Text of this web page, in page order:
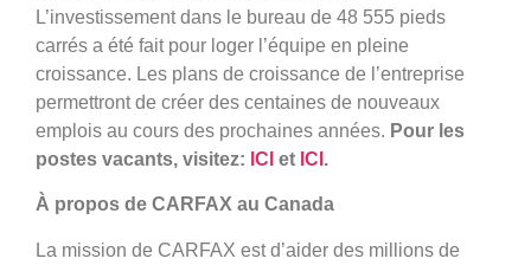
L’investissement dans le bureau de 48 555 pieds
carrés a été fait pour loger l’équipe en pleine
croissance. Les plans de croissance de l’entreprise
permettront de créer des centaines de nouveaux
emplois au cours des prochaines années. Pour les
postes vacants, visitez: ICI et ICI .
À propos de CARFAX au Canada
La mission de CARFAX est d’aider des millions de